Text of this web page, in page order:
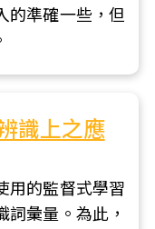
的準確一些，但
識上之應
用的監督式學習
詞彙量。為此，